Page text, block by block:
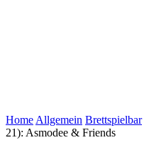
Home Allgemein Brettspielbar
21): Asmodee & Friends